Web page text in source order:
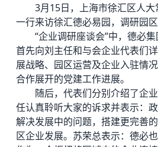
3月15日，上海市徐汇区人
一行来访徐汇德必易园，调研园
“企业调研座谈会”中，德必
首先向刘主任和与会企业代表们
展战略、园区运营及企业入驻情
合作展开的党建工作进展。
随后，代表们分别介绍了企
任认真聆听大家的诉求并表示：
解决发展中的问题，搭建更完善
区企业发展。苏荣总表示：德必